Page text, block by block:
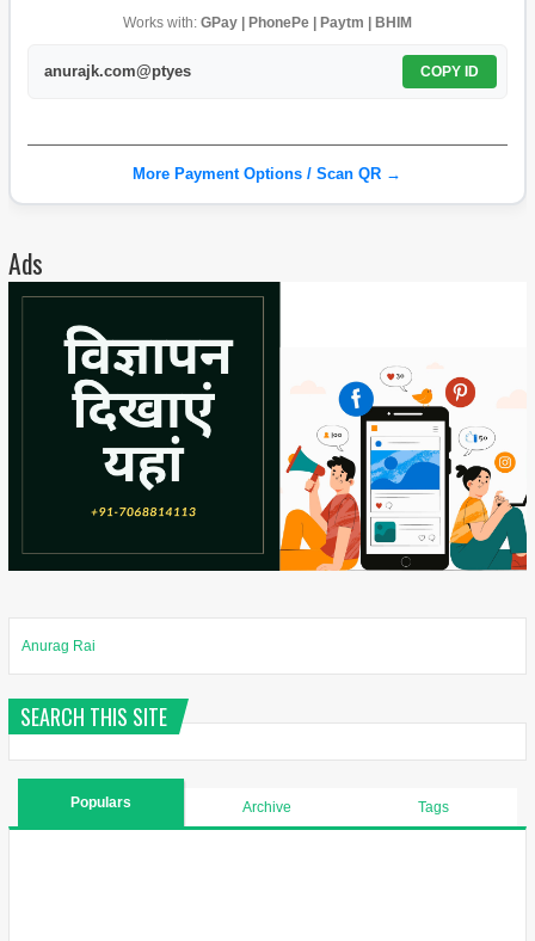
Works with: GPay | PhonePe | Paytm | BHIM
anurajk.com@ptyes COPY ID
More Payment Options / Scan QR →
Ads
Anurag Rai
SEARCH THIS SITE
Populars Archive Tags